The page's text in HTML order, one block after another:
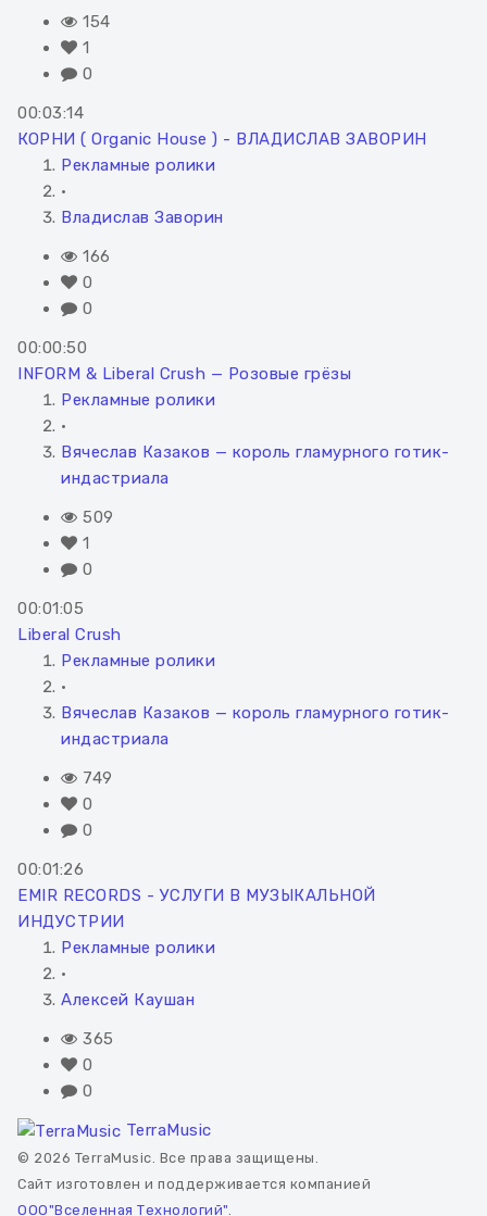
154
1
0
00:03:14
КОРНИ ( Organic House ) - ВЛАДИСЛАВ ЗАВОРИН
Рекламные ролики
•
Владислав Заворин
166
0
0
00:00:50
INFORM & Liberal Crush — Розовые грёзы
Рекламные ролики
•
Вячеслав Казаков — король гламурного готик-
индастриала
509
1
0
00:01:05
Liberal Crush
Рекламные ролики
•
Вячеслав Казаков — король гламурного готик-
индастриала
749
0
0
00:01:26
EMIR RECORDS - УСЛУГИ В МУЗЫКАЛЬНОЙ
ИНДУСТРИИ
Рекламные ролики
•
Алексей Каушан
365
0
0
TerraMusic
© 2026 TerraMusic. Все права защищены.
Сайт изготовлен и поддерживается компанией
ООО"Вселенная Технологий".